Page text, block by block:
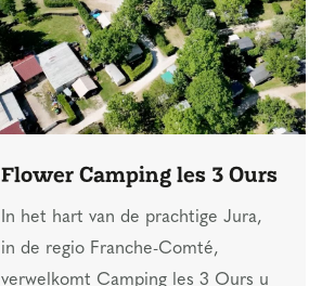
Flower Camping les 3 Ours
In het hart van de prachtige Jura,
in de regio Franche-Comté,
verwelkomt Camping les 3 Ours u